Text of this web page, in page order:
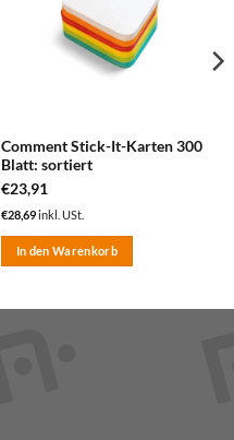
Comment Stick-It-Karten 300
Blatt: sortiert
€23,91
€28,69inkl. USt.
In den Warenkorb